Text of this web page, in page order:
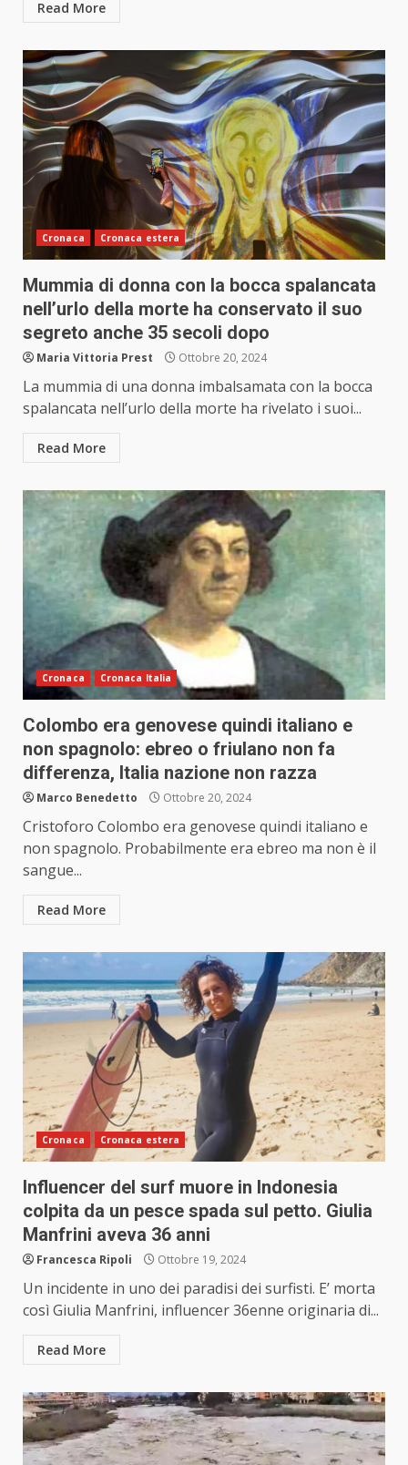
Read More
Cronaca Cronaca estera
Mummia di donna con la bocca spalancata
nell’urlo della morte ha conservato il suo
segreto anche 35 secoli dopo
Maria Vittoria Prest Ottobre 20, 2024
La mummia di una donna imbalsamata con la bocca
spalancata nell’urlo della morte ha rivelato i suoi...
Read More
Cronaca Cronaca Italia
Colombo era genovese quindi italiano e
non spagnolo: ebreo o friulano non fa
differenza, Italia nazione non razza
Marco Benedetto Ottobre 20, 2024
Cristoforo Colombo era genovese quindi italiano e
non spagnolo. Probabilmente era ebreo ma non è il
sangue...
Read More
Cronaca Cronaca estera
Influencer del surf muore in Indonesia
colpita da un pesce spada sul petto. Giulia
Manfrini aveva 36 anni
Francesca Ripoli Ottobre 19, 2024
Un incidente in uno dei paradisi dei surfisti. E’ morta
così Giulia Manfrini, influencer 36enne originaria di...
Read More